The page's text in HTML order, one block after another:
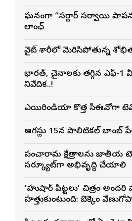
ఘనంగా “సర్దార్ సర్వాయి
లాంఛ్
వైట్ శారీలో మెరిసిపోతున్న
భారత్, చైనాలకు తగ్గిన ఎఫ్-1
నివేదిక..!
ఎయిరిండియా కొత్త సీఈవోగా
ఆగస్టు 15న పొలిటికల్ బాంబ్
పంచారామ క్షేత్రాలను జాతీయ
సర్క్యూట్‌గా అభివృద్ధి చేయాలి
‘హుషార్‌ పిట్టలు’ చిత్రం
హత్తుకుంటుంది: బెక్కెం